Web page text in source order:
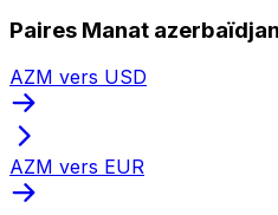
Paires Manat
AZM vers USD
AZM vers EUR